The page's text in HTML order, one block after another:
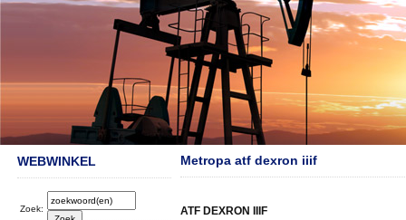
WEBWINKEL
Zoek:
Metropa atf dexron iiif
ATF DEXRON IIIF